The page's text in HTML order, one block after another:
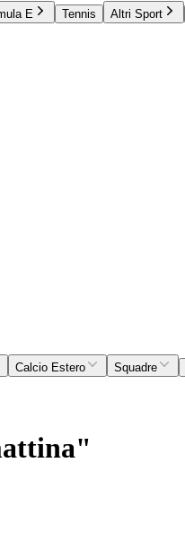
E Tennis Altri Sport
Calcio Estero Squadre